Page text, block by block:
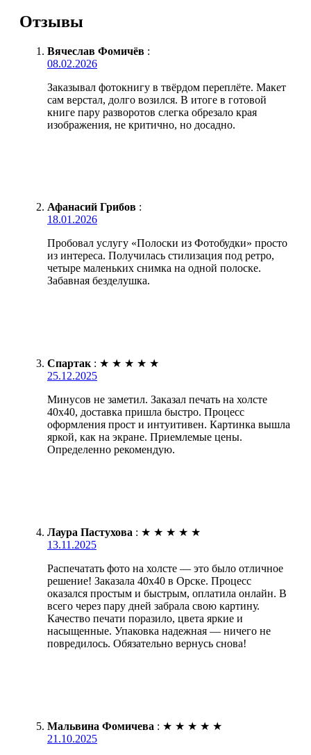
Отзывы
Вячеслав Фомичёв :
08.02.2026
Заказывал фотокнигу в твёрдом переплёте. Макет
сам верстал, долго возился. В итоге в готовой
книге пару разворотов слегка обрезало края
изображения, не критично, но досадно.
Афанасий Грибов :
18.01.2026
Пробовал услугу «Полоски из Фотобудки» просто
из интереса. Получилась стилизация под ретро,
четыре маленьких снимка на одной полоске.
Забавная безделушка.
Спартак : ★ ★ ★ ★ ★
25.12.2025
Минусов не заметил. Заказал печать на холсте
40х40, доставка пришла быстро. Процесс
оформления прост и интуитивен. Картинка вышла
яркой, как на экране. Приемлемые цены.
Определенно рекомендую.
Лаура Пастухова : ★ ★ ★ ★ ★
13.11.2025
Распечатать фото на холсте — это было отличное
решение! Заказала 40х40 в Орске. Процесс
оказался простым и быстрым, оплатила онлайн. В
всего через пару дней забрала свою картину.
Качество печати поразило, цвета яркие и
насыщенные. Упаковка надежная — ничего не
повредилось. Обязательно вернусь снова!
Мальвина Фомичева : ★ ★ ★ ★ ★
21.10.2025